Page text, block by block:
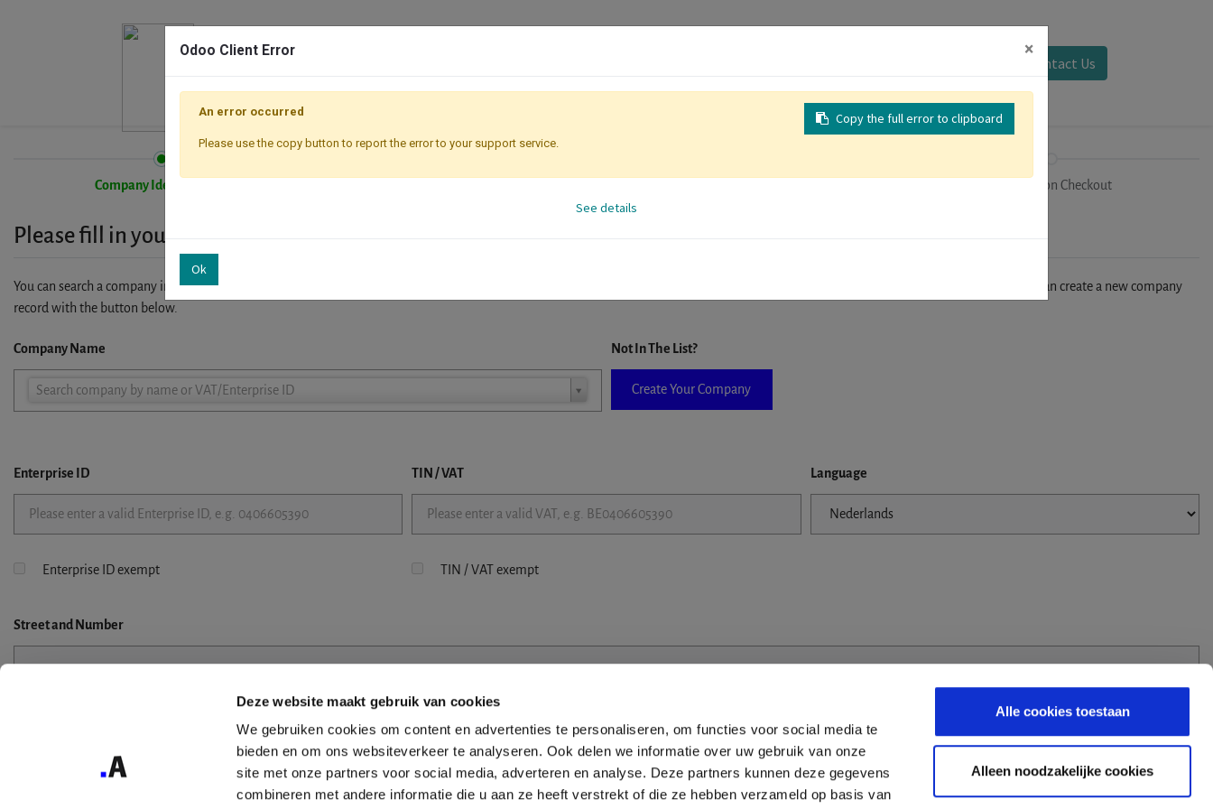
Deze website maakt gebruik van cookies
We gebruiken cookies om content en advertenties te personaliseren, om functies voor social media te
bieden en om ons websiteverkeer te analyseren. Ook delen we informatie over uw gebruik van onze
site met onze partners voor social media, adverteren en analyse. Deze partners kunnen deze gegevens
combineren met andere informatie die u aan ze heeft verstrekt of die ze hebben verzameld op basis van
Alle cookies toestaan
Alleen noodzakelijke cookies
Contact Us
Company Identification Registration Checkout
Please fill in your company details
You can search a company in our database by name, VAT or enterprise ID. When a company is selected it will auto-complete the form. If you don't find your company in our database, you can create a new company
record with the button below.
Company Name
Search company by name or VAT/Enterprise ID
Company
Not In The List?
Create Your Company
Enterprise ID TIN / VAT Language
Enterprise ID exempt TIN / VAT exempt
Streetand Number
Odoo Client Error ×
Copy the full error to clipboard
An error occurred
Please use the copy button to report the error to your support service.
See details
Ok